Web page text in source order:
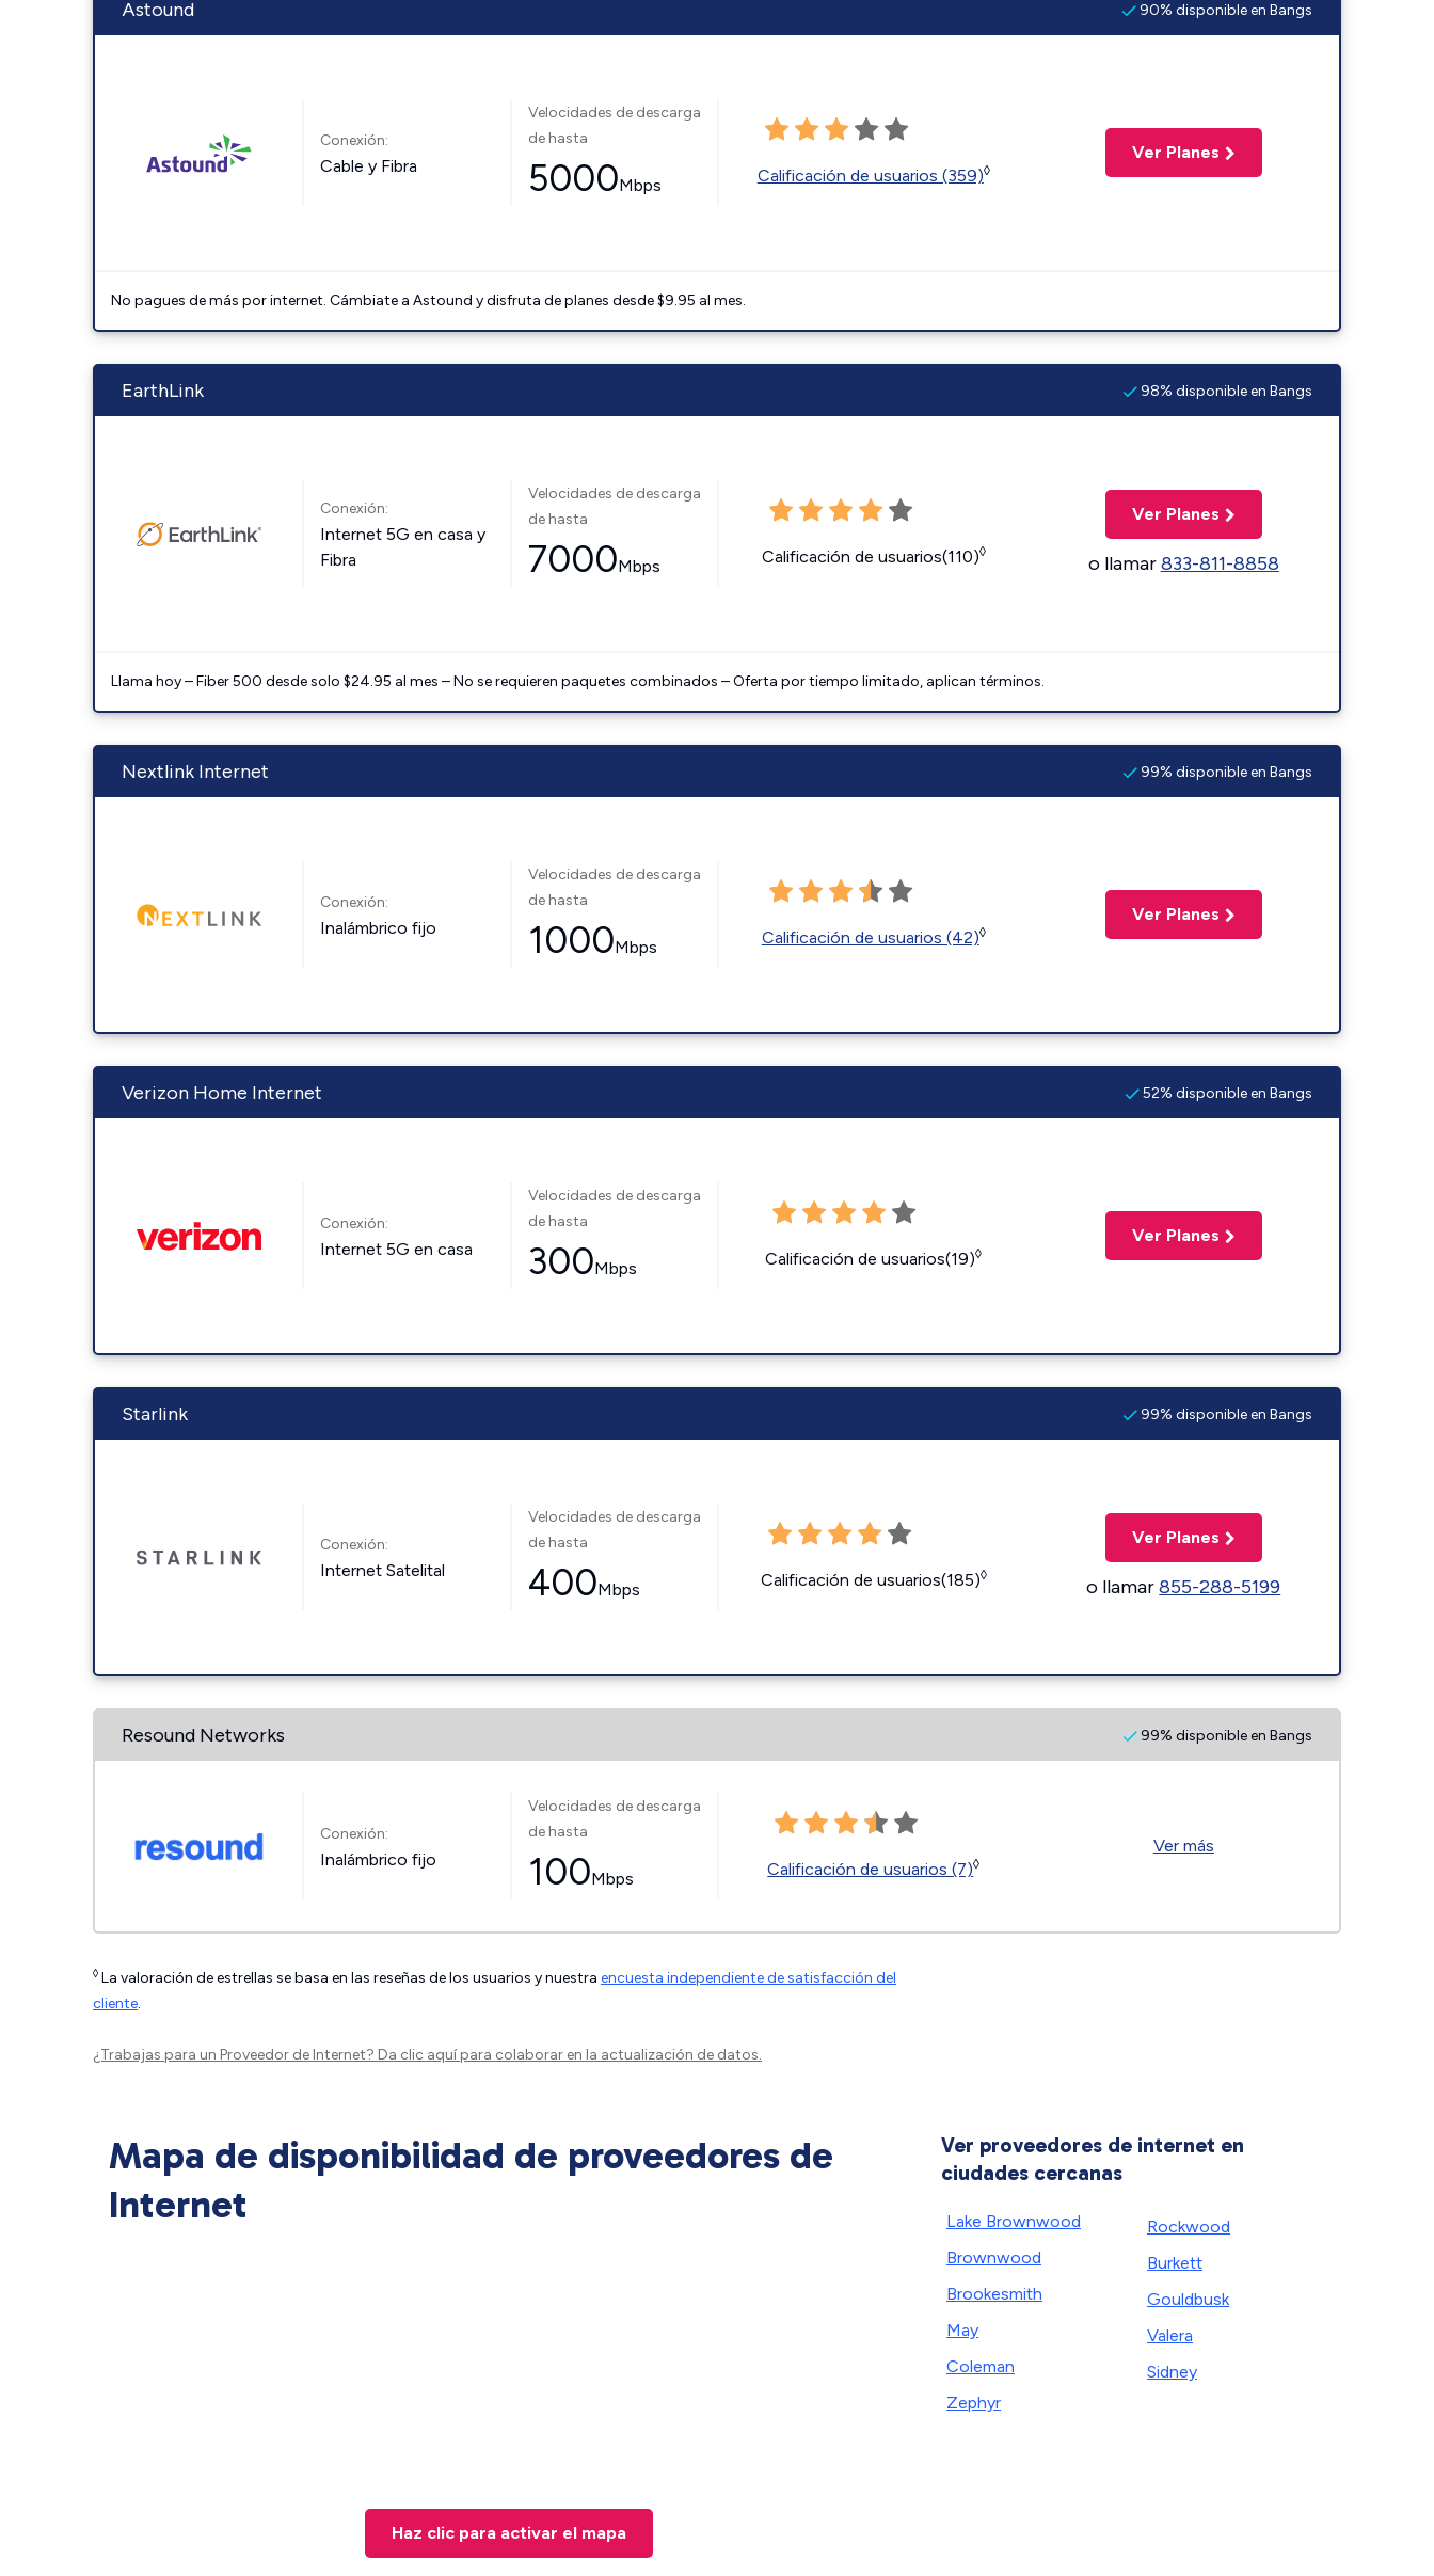
Astound 90% disponible en Bangs
Conexión:
Cable y Fibra
Velocidades de descarga
de hasta
5000Mbps Calificación de usuarios (359)◊
Ver Planes
No pagues de más por internet. Cámbiate a Astound y disfruta de planes desde $9.95 al mes.
EarthLink 98% disponible en Bangs
Conexión:
Internet 5G en casa y
Fibra
Velocidades de descarga
de hasta
7000Mbps Calificación de usuarios(110)◊
Ver Planes
o llamar833-811-8858
Llama hoy – Fiber 500 desde solo $24.95 al mes – No se requieren paquetes combinados – Oferta por tiempo limitado, aplican términos.
Nextlink Internet 99% disponible en Bangs
Conexión:
Inalámbrico fijo
Velocidades de descarga
de hasta
1000Mbps Calificación de usuarios (42)◊
Ver Planes
Verizon Home Internet 52% disponible en Bangs
Conexión:
Internet 5G en casa
Velocidades de descarga
de hasta
300Mbps Calificación de usuarios(19)◊
Ver Planes
Starlink 99% disponible en Bangs
Conexión:
Internet Satelital
Velocidades de descarga
de hasta
400Mbps Calificación de usuarios(185)◊
Ver Planes
o llamar855-288-5199
Resound Networks 99% disponible en Bangs
Conexión:
Inalámbrico fijo
Velocidades de descarga
de hasta
100Mbps Calificación de usuarios (7)◊
Ver más
◊ La valoración de estrellas se basa en las reseñas de los usuarios y nuestra encuesta independiente de satisfacción del
cliente.
¿Trabajas para un Proveedor de Internet? Da clic aquípara colaborar en la actualización de datos.
Mapa de disponibilidad de proveedores de
Internet
Haz clic para activar el mapa
Ver proveedores de internet en
ciudades cercanas
Lake Brownwood
Brownwood
Brookesmith
May
Coleman
Zephyr
Rockwood
Burkett
Gouldbusk
Valera
Sidney